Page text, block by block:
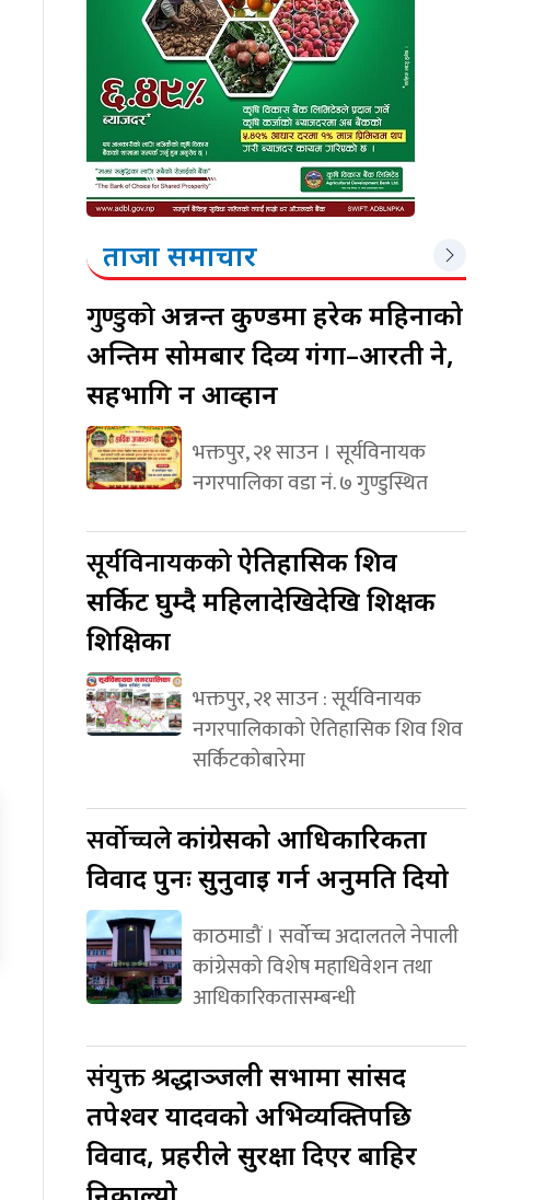
ताजा समाचार
गुण्डुकोअन्नन्त कुण्डमा हरेक महिनाको
अन्तिम सोमबार दिव्य गंगा–आरती हुने,
सहभागि हुन आव्हान
भक्तपुर, २१ साउन । सूर्यविनायक
नगरपालिका वडा नं. ७ गुण्डुस्थित
सूर्यविनायककोऐतिहासिक शिव
सर्किट घुम्दै महिलादेखिदेखि शिक्षक
शिक्षिका
भक्तपुर, २१ साउन : सूर्यविनायक
नगरपालिकाको ऐतिहासिक शिव शिव
सर्किटकोबारेमा
सर्वोच्चलेकांग्रेसको आधिकारिकता
विवाद पुनः सुनुवाइ गर्न अनुमति दियो
काठमाडौं । सर्वोच्च अदालतले नेपाली
कांग्रेसको विशेष महाधिवेशन तथा
आधिकारिकतासम्बन्धी
संयुक्तश्रद्धाञ्जली सभामा सांसद
तपेश्वर यादवको अभिव्यक्तिपछि
विवाद, प्रहरीले सुरक्षा दिएर बाहिर